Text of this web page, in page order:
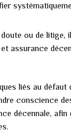
ou de litige,
assurance
liés au défaut
conscience
décennale,